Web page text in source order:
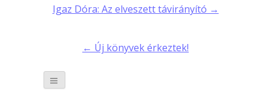
Post
navigation
Igaz Dóra: Az elveszett távirányító →
← Új könyvek érkeztek!